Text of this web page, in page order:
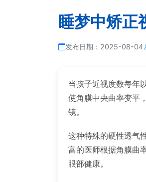
睡梦中矫正
发布日期： 2025-08-04
当孩子近视度数每年
使角膜中央曲率变平
镜。
这种特殊的硬性透气
富的医师根据角膜曲
眼部健康。